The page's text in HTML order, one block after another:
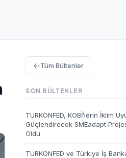
Tüm Bültenler
SON BÜLTENLER
TÜRKONFED, KOBİ’lerin İklim
Güçlendirecek SMEadapt
Oldu
TÜRKONFED ve Türkiye İş